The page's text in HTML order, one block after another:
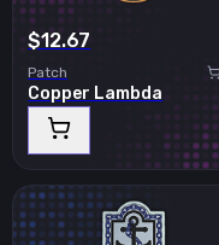
$12.67
Patch
Copper Lambda